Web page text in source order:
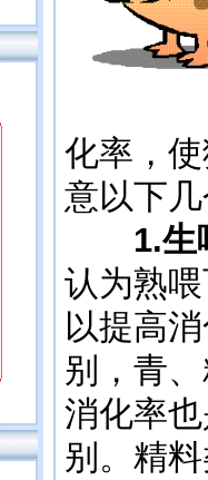
化率，
意以下
1.生
认为熟
以提高
别，青
消化率
别。精